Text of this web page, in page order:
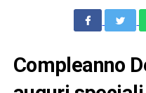
Compleanno